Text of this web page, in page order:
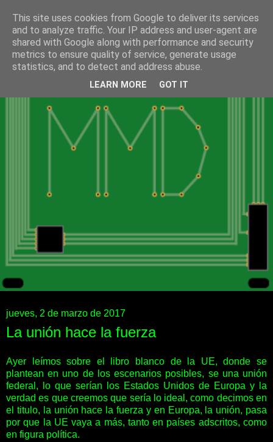
jueves, 2 de marzo de 2017
La unión hace la fuerza
Ayer leímos sobre el libro blanco de la UE, donde se
plantean en uno de los escenarios posibles, se una unión
federal, lo que serían los Estados Unidos de Europa y la
verdad es que creemos que sería lo ideal, como decimos en
el titulo, la unión hace la fuerza y en Europa, la unión, pasa
por que la UE vaya a más, tanto en países adscritos, como
en figura política.
This site uses cookies from Google to deliver its services
and to analyze traffic. Your IP address and user-agent are
shared with Google along with performance and security
metrics to ensure quality of service, generate usage
statistics, and to detect and address abuse.
LEARN MORE GOT IT